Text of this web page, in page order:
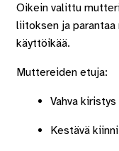
Oikein valittu
liitoksen ja
käyttöikää.
Muttereiden etuja:
Vahva kiristys
Kestävä